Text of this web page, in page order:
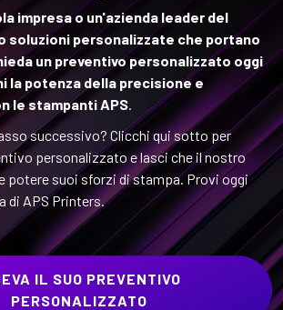
impresa o un'azienda leader del
personalizzate che portano
un preventivo personalizzato oggi
la potenza della precisione e
le stampanti APS.
successivo? Clicchi qui sotto per
personalizzato e lasci che il nostro
potere suoi sforzi di stampa. Provi oggi
di APS Printers.
IL SUO PREVENTIVO
PERSONALIZZATO